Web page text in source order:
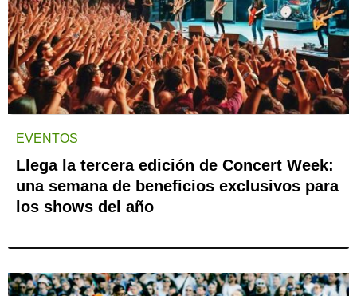
EVENTOS
Llega la tercera edición de Concert Week:
una semana de beneficios exclusivos para
los shows del año